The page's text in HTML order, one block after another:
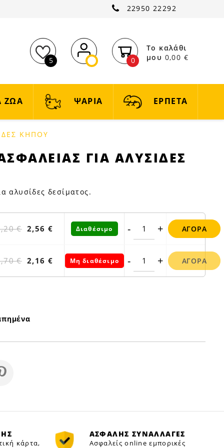
22950 22292
5 0
Το καλάθι
μου 0,00 €
ΖΩΑ ΨΑΡΙΑ ΕΡΠΕΤΑ
ΚΗΠΟΥ
ΓΙΑ ΑΛΥΣΙΔΕΣ
αλυσίδες δεσίματος.
€ 2,56 € Διαθέσιμο - + ΑΓΟΡΆ
€ 2,16 € Μη διαθέσιμο - + ΑΓΟΡΆ
κάρτα,
ΑΣΦΑΛΗΣ ΣΥΝΑΛΛΑΓΕΣ
Ασφαλείς online εμπορικές